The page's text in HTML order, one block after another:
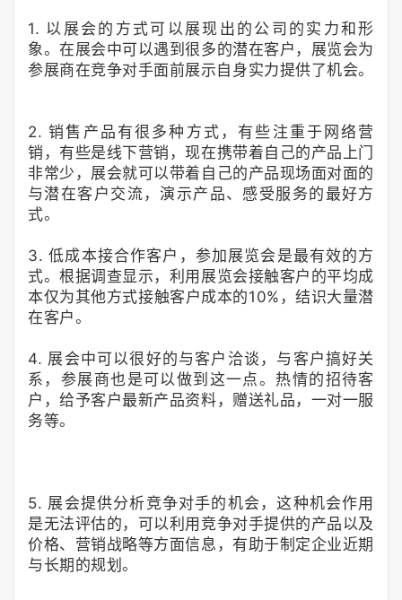
1. 以展会的方式可以展现出的公司的实力和形
象。在展会中可以遇到很多的潜在客户，展览会为
参展商在竞争对手面前展示自身实力提供了机会。
2. 销售产品有很多种方式，有些注重于网络营
销，有些是线下营销，现在携带着自己的产品上门
非常少，展会就可以带着自己的产品现场面对面的
与潜在客户交流，演示产品、感受服务的最好方
式。
3. 低成本接合作客户，参加展览会是最有效的方
式。根据调查显示，利用展览会接触客户的平均成
本仅为其他方式接触客户成本的10%，结识大量潜
在客户。
4. 展会中可以很好的与客户洽谈，与客户搞好关
系，参展商也是可以做到这一点。热情的招待客
户，给予客户最新产品资料，赠送礼品，一对一服
务等。
5. 展会提供分析竞争对手的机会，这种机会作用
是无法评估的，可以利用竞争对手提供的产品以及
价格、营销战略等方面信息，有助于制定企业近期
与长期的规划。